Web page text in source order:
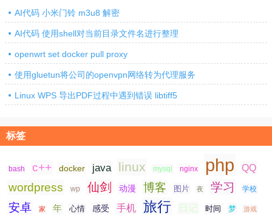
AI代码 小米门铃 m3u8 解密
AI代码 使用shell对当前目录文件名进行整理
openwrt set docker pull proxy
使用gluetun将公司的openvpn网络转为代理服务
Linux WPS 导出PDF过程中遇到错误 libtiff5
标签
bash c++ docker java linux mysql nginx php QQ
wordpress wp 仙剑 动漫 博客 图片 夜 学习 学校
安卓 家 年 心情 感受 手机 旅行 日记 时间 梦 游戏